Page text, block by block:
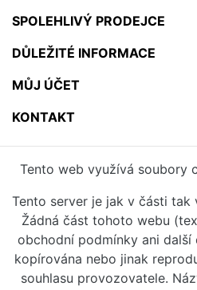
SPOLEHLIVÝ PRODEJCE
DŮLEŽITÉ INFORMACE
MŮJ ÚČET
KONTAKT
Tento web využívá soubory
Tento server je jak v části tak
Žádná část tohoto webu
obchodní podmínky ani další
kopírována nebo jinak
souhlasu provozovatele.